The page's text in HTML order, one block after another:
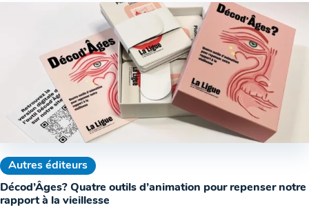
Autres éditeurs
Décod’Âges? Quatre outils d’animation pour repenser notre
rapport à la vieillesse